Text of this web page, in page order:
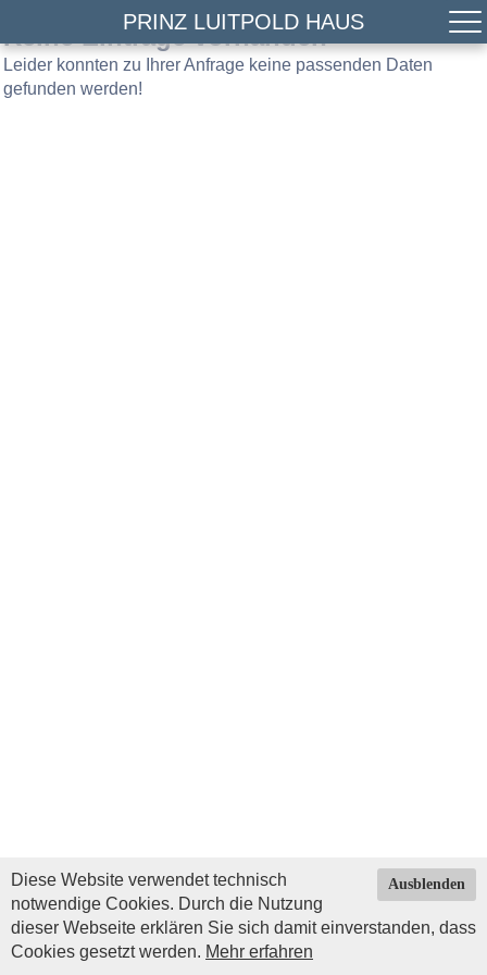
PRINZ LUITPOLD HAUS
Keine Einträge vorhanden
Leider konnten zu Ihrer Anfrage keine passenden Daten
gefunden werden!
Ausblenden
Diese Website verwendet technisch
notwendige Cookies. Durch die Nutzung
dieser Webseite erklären Sie sich damit einverstanden, dass
Cookies gesetzt werden. Mehr erfahren